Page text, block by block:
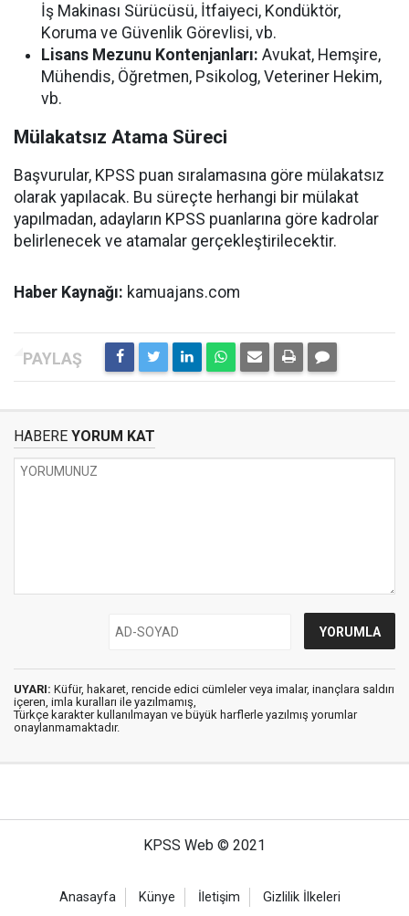
İş Makinası Sürücüsü, İtfaiyeci, Kondüktör,
Koruma ve Güvenlik Görevlisi, vb.
Lisans Mezunu Kontenjanları: Avukat, Hemşire,
Mühendis, Öğretmen, Psikolog, Veteriner Hekim,
vb.
Mülakatsız Atama Süreci
Başvurular, KPSS puan sıralamasına göre mülakatsız
olarak yapılacak. Bu süreçte herhangi bir mülakat
yapılmadan, adayların KPSS puanlarına göre kadrolar
belirlenecek ve atamalar gerçekleştirilecektir.
Haber Kaynağı: kamuajans.com
HABERE YORUM KAT
UYARI: Küfür, hakaret, rencide edici cümleler veya imalar, inançlara saldırı
içeren, imla kuralları ile yazılmamış,
Türkçe karakter kullanılmayan ve büyük harflerle yazılmış yorumlar
onaylanmamaktadır.
KPSS Web © 2021
Anasayfa Künye İletişim Gizlilik İlkeleri